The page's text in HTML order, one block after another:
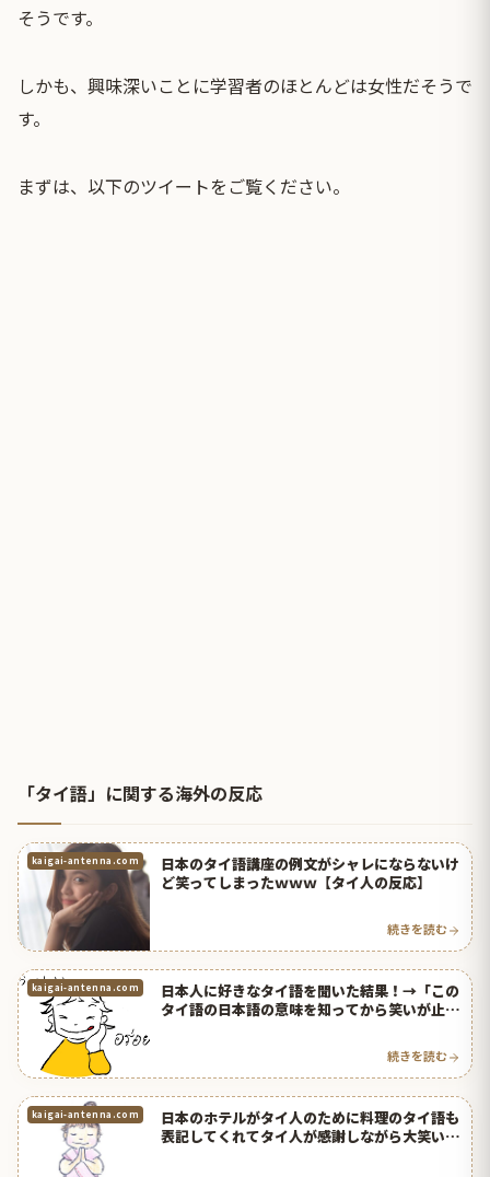
そうです。
しかも、興味深いことに学習者のほとんどは女性だそうで
す。
まずは、以下のツイートをご覧ください。
「タイ語」に関する海外の反応
kaigai-antenna.com
日本のタイ語講座の例文がシャレにならないけ
ど笑ってしまったｗｗｗ【タイ人の反応】
続きを読む
kaigai-antenna.com
日本人に好きなタイ語を聞いた結果！→「この
タイ語の日本語の意味を知ってから笑いが止ま
続きを読む
kaigai-antenna.com
日本のホテルがタイ人のために料理のタイ語も
表記してくれてタイ人が感謝しながら大笑い！